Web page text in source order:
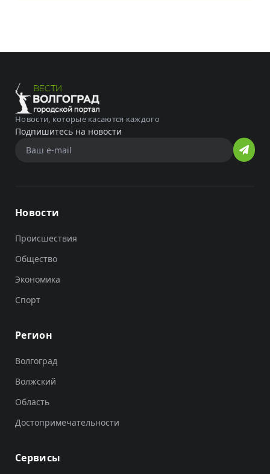
Новости, которые касаются каждого
Подпишитесь на новости
Новости
Происшествия
Общество
Экономика
Спорт
Регион
Волгоград
Волжский
Область
Достопримечательности
Сервисы